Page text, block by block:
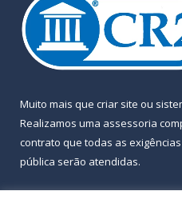
Muito mais que criar site ou
Realizamos uma assessoria
contrato que todas as
pública serão atendidas.